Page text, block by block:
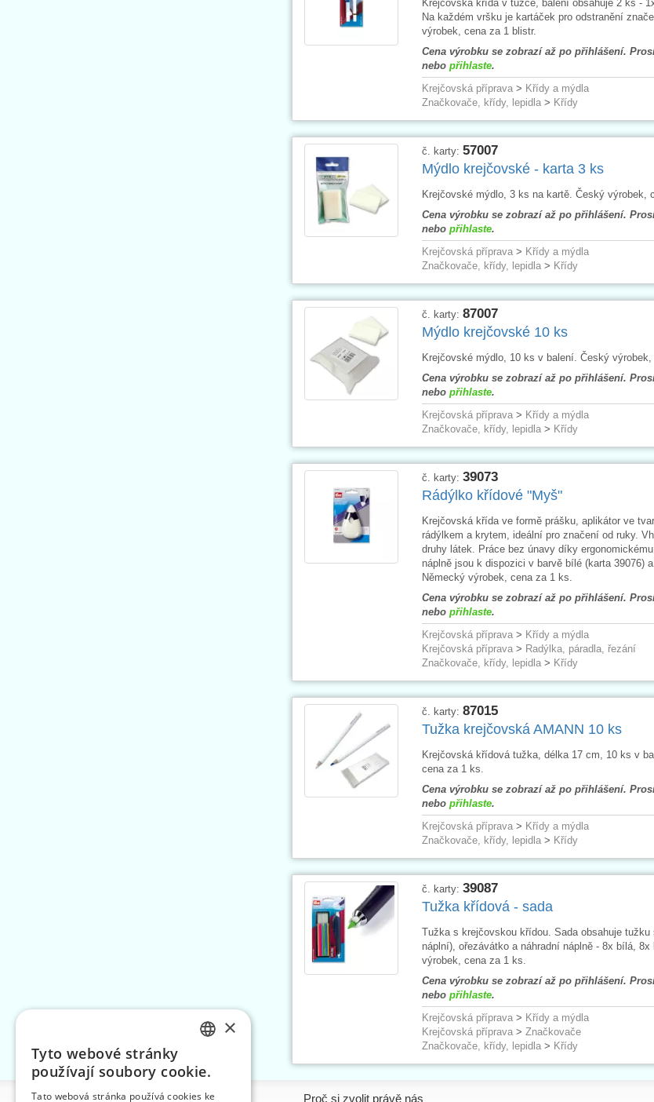
Krejčovská křída v tužce, balení obsahuje 2 ks -
Na každém vršku je kartáček pro odstranění
výrobek, cena za 1 blistr.
Cena výrobku se zobrazí až po přihlášení.
nebo přihlaste.
Krejčovská příprava> Křídy a mýdla
Značkovače, křídy, lepidla> Křídy
č. karty: 57007
Mýdlo krejčovské - karta 3 ks
Krejčovské mýdlo, 3 ks na kartě. Český výrobek,
Cena výrobku se zobrazí až po přihlášení.
nebo přihlaste.
Krejčovská příprava> Křídy a mýdla
Značkovače, křídy, lepidla> Křídy
č. karty: 87007
Mýdlo krejčovské 10 ks
Krejčovské mýdlo, 10 ks v balení. Český výrobek,
Cena výrobku se zobrazí až po přihlášení.
nebo přihlaste.
Krejčovská příprava> Křídy a mýdla
Značkovače, křídy, lepidla> Křídy
č. karty: 39073
Rádýlko křídové "Myš"
Krejčovská křída ve formě prášku, aplikátor ve
rádýlkem a krytem, ideální pro značení od ruky.
druhy látek. Práce bez únavy díky
náplně jsou k dispozici v barvě bílé (karta 39076)
Německý výrobek, cena za 1 ks.
Cena výrobku se zobrazí až po přihlášení.
nebo přihlaste.
Krejčovská příprava> Křídy a mýdla
Krejčovská příprava> Radýlka, páradla, řezání
Značkovače, křídy, lepidla> Křídy
č. karty: 87015
Tužka krejčovská AMANN 10 ks
Krejčovská křídová tužka, délka 17 cm, 10 ks v
cena za 1 ks.
Cena výrobku se zobrazí až po přihlášení.
nebo přihlaste.
Krejčovská příprava> Křídy a mýdla
Značkovače, křídy, lepidla> Křídy
č. karty: 39087
Tužka křídová - sada
Tužka s krejčovskou křídou. Sada obsahuje tužku
náplní), ořezávátko a náhradní náplně - 8x bílá,
výrobek, cena za 1 ks.
Cena výrobku se zobrazí až po přihlášení.
nebo přihlaste.
Krejčovská příprava> Křídy a mýdla
Krejčovská příprava> Značkovače
Značkovače, křídy, lepidla> Křídy
Informace Proč si zvolit právě nás
×
Tyto webové stránky
používají soubory cookie.
Tato webová stránka používá cookies ke